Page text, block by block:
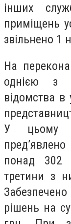
інших
приміщень
звільнено 1
На
однією з
відомства в
У цьому
понад
третини з
рішень на